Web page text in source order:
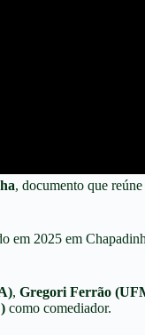
, documento que
em 2025 em
, Gregori Ferrão
como comediador.